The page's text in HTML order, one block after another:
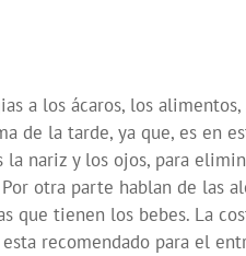
a los ácaros, los
de la tarde, ya que, es en
nariz y los ojos, para
otra parte hablan de las
que tienen los bebes. La
recomendado para el